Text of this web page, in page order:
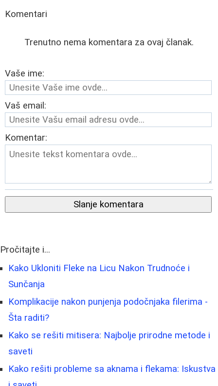
Komentari
Trenutno nema komentara za ovaj članak.
Vaše ime:
Vaš email:
Komentar:
Slanje komentara
Pročitajte i...
Kako Ukloniti Fleke na Licu Nakon Trudnoće i
Sunčanja
Komplikacije nakon punjenja podočnjaka filerima -
Šta raditi?
Kako se rešiti mitisera: Najbolje prirodne metode i
saveti
Kako rešiti probleme sa aknama i flekama: Iskustva